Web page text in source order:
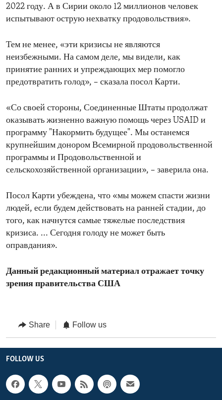
2022 году. А в Сирии около 12 миллионов человек
испытывают острую нехватку продовольствия».
Тем не менее, «эти кризисы не являются
неизбежными. На самом деле, мы видели, как
принятие ранних и упреждающих мер помогло
предотвратить голод», – сказала посол Карти.
«Со своей стороны, Соединенные Штаты продолжат
оказывать жизненно важную помощь через USAID и
программу "Накормить будущее". Мы останемся
крупнейшим донором Всемирной продовольственной
программы и Продовольственной и
сельскохозяйственной организации», – заверила она.
Посол Карти убеждена, что «мы можем спасти жизни
людей, если будем действовать на ранней стадии, до
того, как начнутся самые тяжелые последствия
кризиса. ... Сегодня голоду не может быть
оправдания».
Данный редакционный материал отражает точку
зрения правительства США
Share Follow us
FOLLOW US